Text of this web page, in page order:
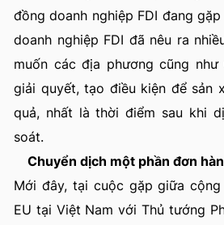
đồng doanh nghiệp FDI đang
doanh nghiệp FDI đã nêu ra
muốn các địa phương cũng
giải quyết, tạo điều kiện để sản
quả, nhất là thời điểm sau khi
soát.
Chuyển dịch một phần đơn
Mới đây, tại cuộc gặp giữa
EU tại Việt Nam với Thủ tướng